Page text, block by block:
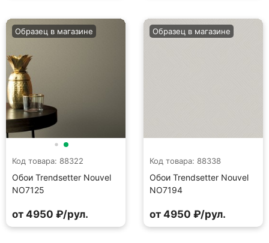
Код товара: 88322
Обои Trendsetter Nouvel
NO7125
Образец в магазине
от 4950 ₽/рул.
Код товара: 88338
Обои Trendsetter Nouvel
NO7194
Образец в магазине
от 4950 ₽/рул.